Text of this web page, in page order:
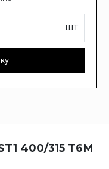
шт
400/315 Т6М